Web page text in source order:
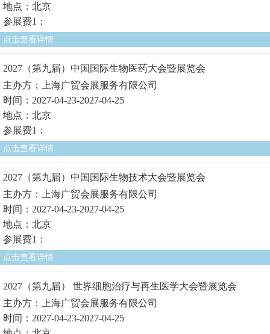
地点：北京
参展费1：
点击查看详情
2027（第九届）中国国际生物医药大会暨展览会
主办方：上海广贸会展服务有限公司
时间：2027-04-23-2027-04-25
地点：北京
参展费1：
点击查看详情
2027（第九届）中国国际生物技术大会暨展览会
主办方：上海广贸会展服务有限公司
时间：2027-04-23-2027-04-25
地点：北京
参展费1：
点击查看详情
2027（第九届） 世界细胞治疗与再生医学大会暨展览会
主办方：上海广贸会展服务有限公司
时间：2027-04-23-2027-04-25